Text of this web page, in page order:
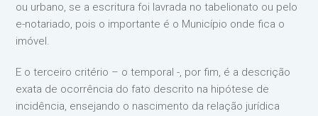
ou urbano, se a escritura foi lavrada no tabelionato ou pelo
e-notariado, pois o importante é o Município onde fica o
imóvel.
E o terceiro critério – o temporal -, por fim, é a descrição
exata de ocorrência do fato descrito na hipótese de
incidência, ensejando o nascimento da relação jurídica